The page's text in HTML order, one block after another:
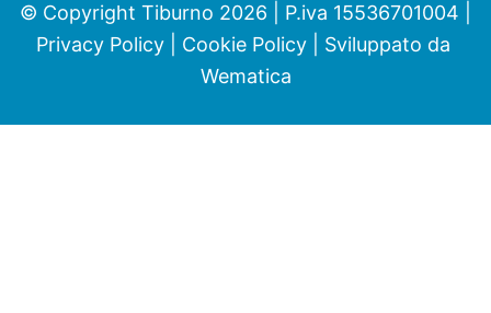
© Copyright Tiburno 2026 | P.iva 15536701004 |
Privacy Policy| Cookie Policy| Sviluppato da
Wematica